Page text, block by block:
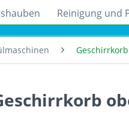
Reinigung und
Geschirrkorb